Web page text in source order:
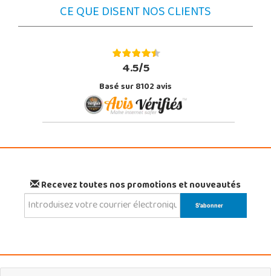
CE QUE DISENT NOS CLIENTS
4.5/5
Basé sur 8102 avis
Recevez toutes nos promotions et nouveautés